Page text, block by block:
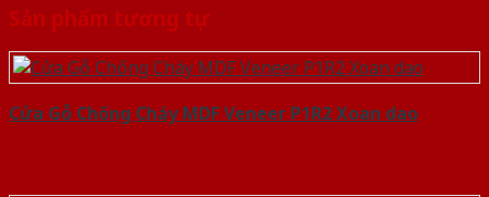
Sản phẩm tương tự
Cửa Gỗ Chống Cháy MDF Veneer P1R2 Xoan dao